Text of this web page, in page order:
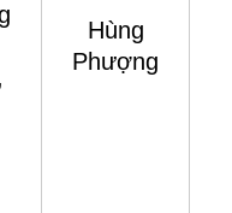
Hùng
Phượng